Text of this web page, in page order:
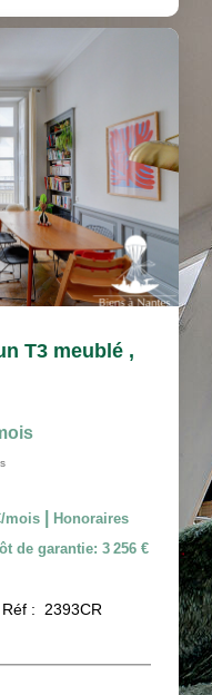
T3 meublé ,
mois
Honoraires
de garantie: 3 256 €
Réf : 2393CR